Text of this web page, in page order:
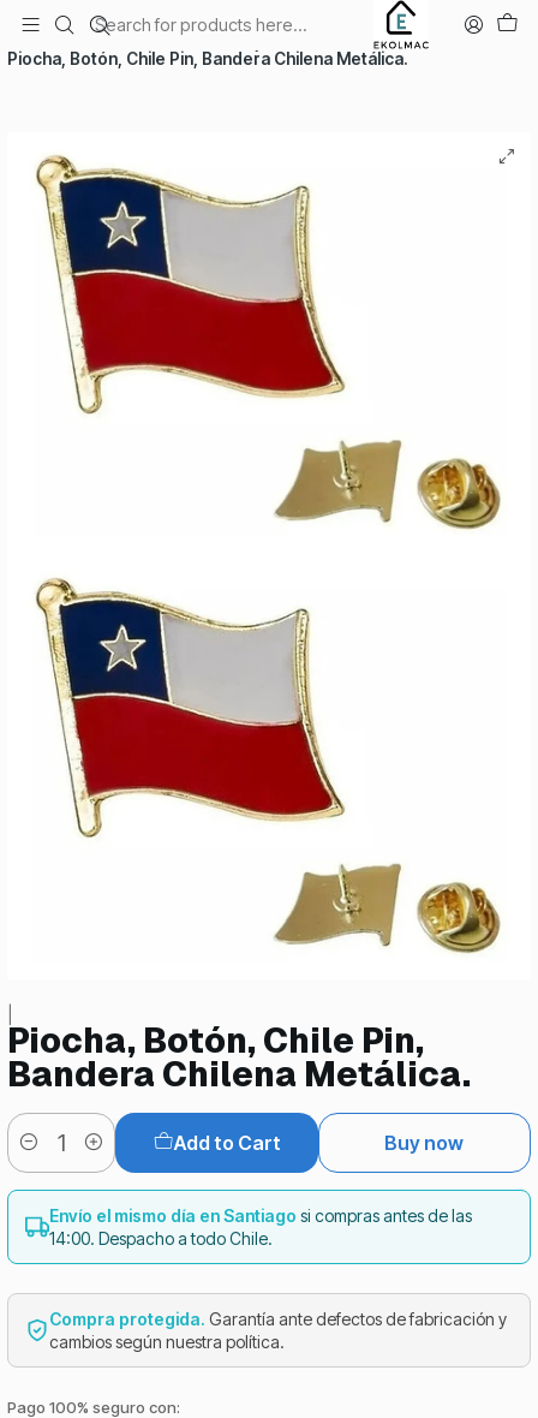
seasons
Piocha, Botón, Chile Pin, Bandera Chilena Metálica.
Piocha, Botón, Chile Pin,
Bandera Chilena Metálica.
Quantity
Add to Cart Buy now
Envío el mismo día en Santiago si compras antes de las
14:00. Despacho a todo Chile.
Compra protegida. Garantía ante defectos de fabricación y
cambios según nuestra política.
Pago 100% seguro con: